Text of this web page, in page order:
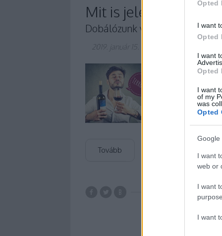
Opted
I want
Opted
I want
Opted
I want
of my
was
Opted
Google
I want
web or
I want
I want
Mit is jelent a terroir?
Dobálózunk vele, de értjük is?
2019. január 15.
Gyakran hallhatsz
netán a terroir-
kell egyből szótárt
mondjuk is, mit…
Tovább
történelem